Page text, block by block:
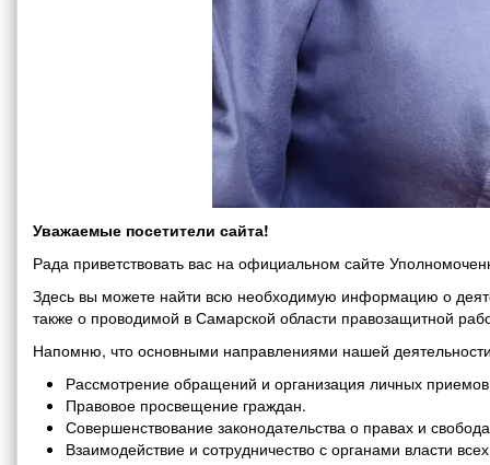
Уважаемые посетители сайта!
Рада приветствовать вас на официальном сайте
Здесь вы можете найти всю необходимую информацию о
также о проводимой в Самарской области правозащитной
Напомню, что основными направлениями нашей
Рассмотрение обращений и организация личных
Правовое просвещение граждан.
Совершенствование законодательства о правах и
Взаимодействие и сотрудничество с органами власти